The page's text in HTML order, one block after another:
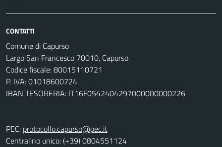
CONTATTI
Comune di Capurso
Largo San Francesco 70010, Capurso
Codice fiscale: 80015110721
P. IVA: 01018600724
IBAN TESORERIA: IT16F0542404297000000000226
PEC: protocollo.capurso@pec.it
Centralino unico: (+39) 0804551124